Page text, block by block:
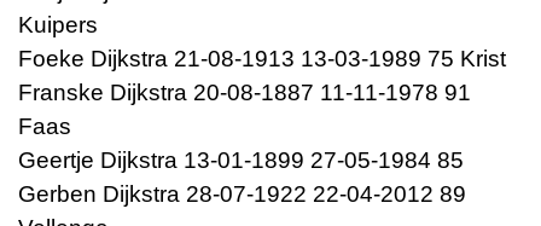
Kuipers
Foeke Dijkstra 21-08-1913 13-03-1989 75 Krist
Franske Dijkstra 20-08-1887 11-11-1978 91
Faas
Geertje Dijkstra 13-01-1899 27-05-1984 85
Gerben Dijkstra 28-07-1922 22-04-2012 89